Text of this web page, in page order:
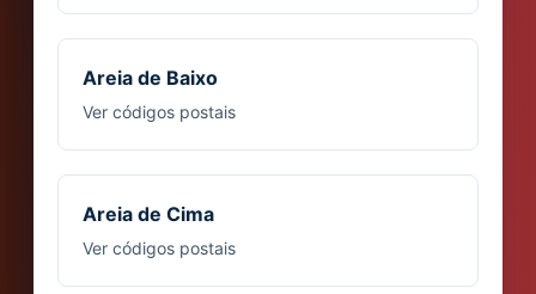
Areia de Baixo
Ver códigos postais
Areia de Cima
Ver códigos postais